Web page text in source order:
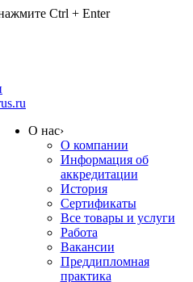
Ctrl + Enter
О нас›
О компании
Информация об
аккредитации
История
Сертификаты
Все товары и услуги
Работа
Вакансии
Преддипломная
практика